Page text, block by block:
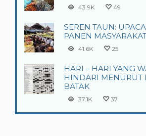
43.9K 49
SEREN TAUN:
PANEN
41.6K 25
HARI – HARI YANG
HINDARI MENURUT
BATAK
37.1K 37